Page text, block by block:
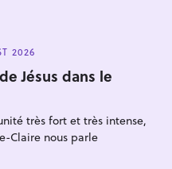
2026
Jésus dans le
très fort et très intense,
Claire nous parle